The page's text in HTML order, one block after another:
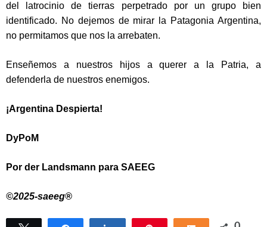
del latrocinio de tierras perpetrado por un grupo bien
identificado. No dejemos de mirar la Patagonia Argentina,
no permitamos que nos la arrebaten.
Enseñemos a nuestros hijos a querer a la Patria, a
defenderla de nuestros enemigos.
¡Argentina Despierta!
DyPoM
Por der Landsmann para SAEEG
©2025-saeeg®